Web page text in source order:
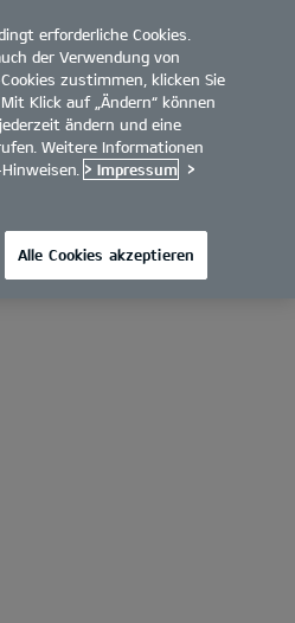
erforderliche Cookies.
der Verwendung von
zustimmen, klicken Sie
Klick auf „Ändern“ können
ändern und eine
Weitere Informationen
> Impressum >
Alle Cookies akzeptieren